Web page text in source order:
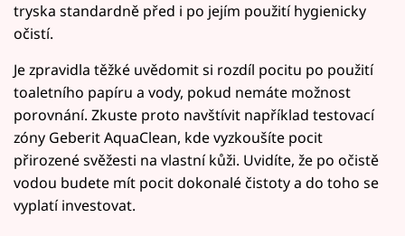
tryska standardně před i po jejím použití hygienicky
očistí.
Je zpravidla těžké uvědomit si rozdíl pocitu po použití
toaletního papíru a vody, pokud nemáte možnost
porovnání. Zkuste proto navštívit například testovací
zóny Geberit AquaClean, kde vyzkoušíte pocit
přirozené svěžesti na vlastní kůži. Uvidíte, že po očistě
vodou budete mít pocit dokonalé čistoty a do toho se
vyplatí investovat.